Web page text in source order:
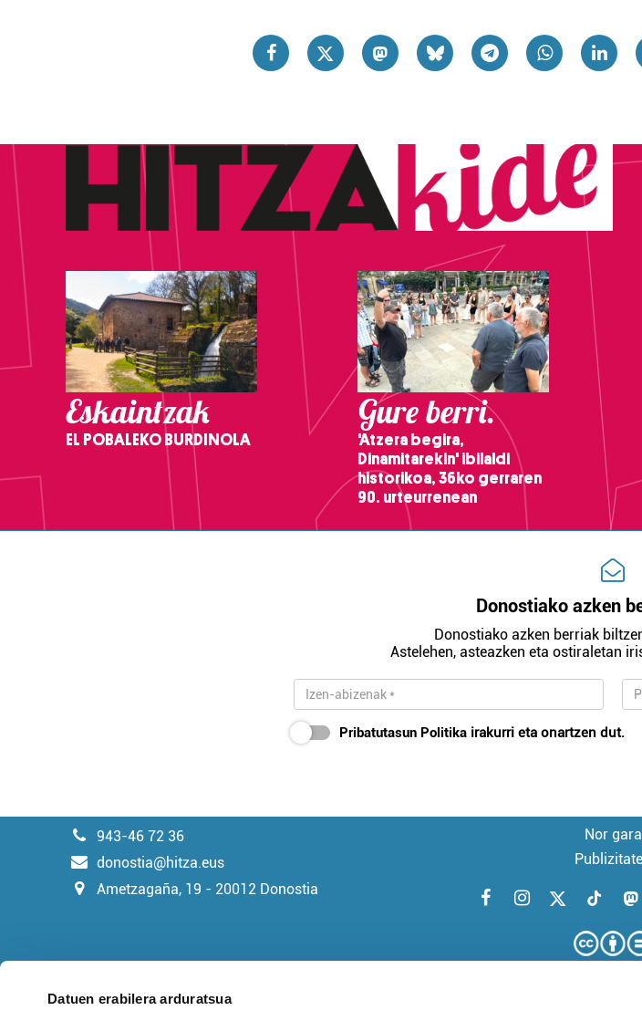
Datuen erabilera arduratsua
Eskaintzak
EL POBALEKO BURDINOLA
Gure berri.
'Atzera begira,
Dinamitarekin' ibilaldi
historikoa, 36ko gerraren
90. urteurrenean
Donostiako azken
Donostiako azken berriak
Astelehen, asteazken eta ostiraletan
Pribatutasun Politika irakurri eta onartzen dut.
943-46 72 36
donostia@hitza.eus
Ametzagaña, 19 - 20012 Donostia
Nor gara